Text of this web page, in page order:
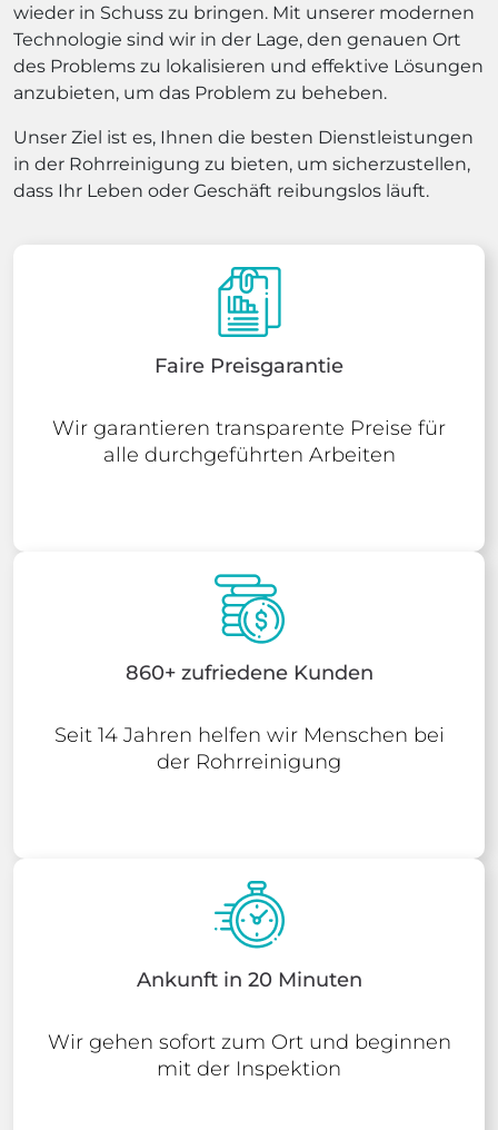
wieder in Schuss zu bringen. Mit unserer modernen
Technologie sind wir in der Lage, den genauen Ort
des Problems zu lokalisieren und effektive Lösungen
anzubieten, um das Problem zu beheben.
Unser Ziel ist es, Ihnen die besten Dienstleistungen
in der Rohrreinigung zu bieten, um sicherzustellen,
dass Ihr Leben oder Geschäft reibungslos läuft.
Faire Preisgarantie
Wir garantieren transparente Preise für
alle durchgeführten Arbeiten
860+ zufriedene Kunden
Seit 14 Jahren helfen wir Menschen bei
der Rohrreinigung
Ankunft in 20 Minuten
Wir gehen sofort zum Ort und beginnen
mit der Inspektion